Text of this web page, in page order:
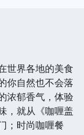
界各地的美食
你自然也不会落
浓郁香气，体验
，就从《咖喱盖
；时尚咖喱餐